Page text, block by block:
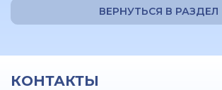
ВЕРНУТЬСЯ В РАЗДЕЛ
КОНТАКТЫ